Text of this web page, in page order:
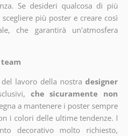
Se desideri qualcosa di più
più poster e creare così
che garantirà un'atmosfera
lavoro della nostra designer
che sicuramente non
a mantenere i poster sempre
i colori delle ultime tendenze. I
decorativo molto richiesto,